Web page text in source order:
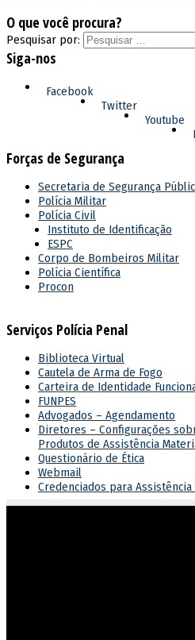
O que você procura?
Pesquisar por:
Siga-nos
Facebook
Twitter
Youtube
Forças de Segurança
Secretaria de Segurança
Polícia Militar
Polícia Civil
Instituto de Identificação
ESPC
Corpo de Bombeiros Militar
Polícia Científica
Procon
Serviços Polícia Penal
Biblioteca Virtual
Cautela de Arma de Fogo
Carteira de Identidade
FUNPES
Advogados – Agendamento
Diretores – Configurações
Produtos de Assistência
Questionário de Ética
Webmail
Credenciados para